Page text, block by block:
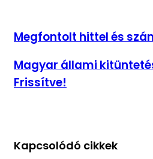
Megfontolt
hittel
szándékkal
Megfontolt hittel és
Magyar
állami
kitüntetéseket
Magyar állami
Frissítve!
Kapcsolódó cikkek